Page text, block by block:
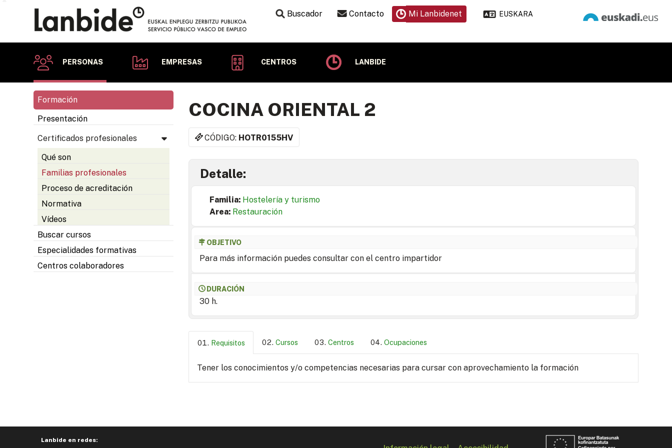
Buscador Contacto Mi Lanbidenet EUSKARA
PERSONAS EMPRESAS CENTROS LANBIDE
Formación
Presentación
Certificados profesionales
Qué son
Familias profesionales
Proceso de acreditación
Normativa
Vídeos
Buscar cursos
Especialidades formativas
Centros colaboradores
COCINA ORIENTAL 2
CÓDIGO: HOTR0155HV
Detalle:
Familia: Hostelería y turismo
Area: Restauración
OBJETIVO
Para más información puedes consultar con el centro impartidor
DURACIÓN
30 h.
Requisitos Cursos Centros Ocupaciones
Tener los conocimientos y/o competencias necesarias para cursar con aprovechamiento la formación
Lanbide en redes: